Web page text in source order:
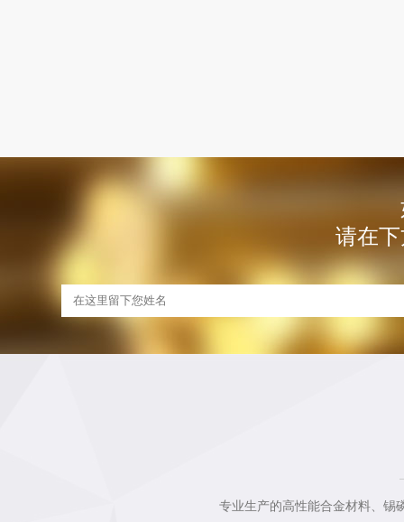
请在
专业生产的高性能合金材料、锡